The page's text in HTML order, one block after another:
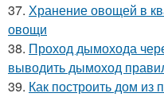
37. Хранение овощей в
овощи
38. Проход дымохода
выводить дымоход
39. Как построить дом из